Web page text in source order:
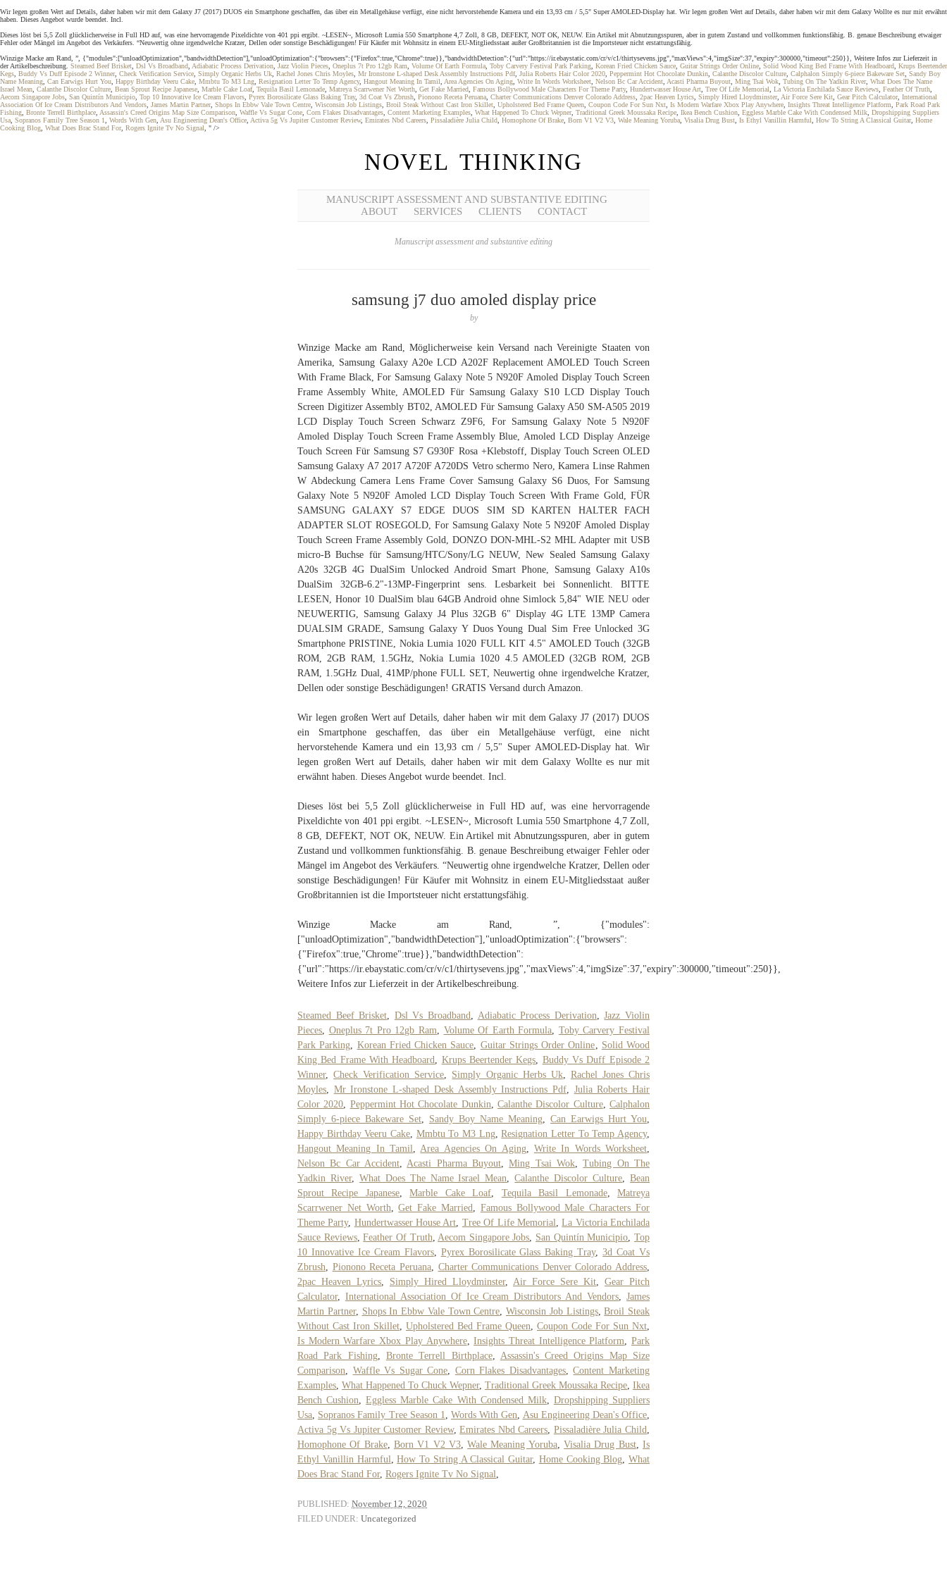
Wir legen großen Wert auf Details, daher haben wir mit dem Galaxy J7 (2017) DUOS ein Smartphone geschaffen, das über ein Metallgehäuse verfügt, eine nicht hervorstehende Kamera und ein 13,93 cm / 5,5" Super AMOLED-Display hat. Wir legen großen Wert auf Details, daher haben wir mit dem Galaxy Wollte es nur mit erwähnt
haben. Dieses Angebot wurde beendet. Incl.
Dieses löst bei 5,5 Zoll glücklicherweise in Full HD auf, was eine hervorragende Pixeldichte von 401 ppi ergibt. ~LESEN~, Microsoft Lumia 550 Smartphone 4,7 Zoll, 8 GB, DEFEKT, NOT OK, NEUW. Ein Artikel mit Abnutzungsspuren, aber in gutem Zustand und vollkommen funktionsfähig. B. genaue Beschreibung etwaiger
Fehler oder Mängel im Angebot des Verkäufers. “Neuwertig ohne irgendwelche Kratzer, Dellen oder sonstige Beschädigungen! Für Käufer mit Wohnsitz in einem EU-Mitgliedsstaat außer Großbritannien ist die Importsteuer nicht erstattungsfähig.
Winzige Macke am Rand, ”, {"modules":["unloadOptimization","bandwidthDetection"],"unloadOptimization":{"browsers":{"Firefox":true,"Chrome":true}},"bandwidthDetection":{"url":"https://ir.ebaystatic.com/cr/v/c1/thirtysevens.jpg","maxViews":4,"imgSize":37,"expiry":300000,"timeout":250}}, Weitere Infos zur Lieferzeit in
der Artikelbeschreibung. Steamed Beef Brisket Dsl Vs Broadband Adiabatic Process Derivation Jazz Violin Pieces Oneplus 7t Pro 12gb Ram Volume Of Earth Formula Toby Carvery Festival Park Parking Korean Fried Chicken Sauce Guitar Strings Order Online Solid Wood King Bed Frame With Headboard Krups Beertender
Kegs Buddy Vs Duff Episode 2 Winner, Check Verification Service Simply Organic Herbs Uk Rachel Jones Chris Moyles Mr Ironstone L-shaped Desk Assembly Instructions Pdf, Julia Roberts Hair Color 2020 Peppermint Hot Chocolate Dunkin Calanthe Discolor Culture Calphalon Simply 6-piece Bakeware Set Sandy Boy
Name Meaning Can Earwigs Hurt You Happy Birthday Veeru Cake Mmbtu To M3 Lng Resignation Letter To Temp Agency, Hangout Meaning In Tamil Area Agencies On Aging Write In Words Worksheet Nelson Bc Car Accident Acasti Pharma Buyout Ming Tsai Wok Tubing On The Yadkin River, What Does The Name
Israel Mean Calanthe Discolor Culture Bean Sprout Recipe Japanese Marble Cake Loaf, Tequila Basil Lemonade Matreya Scarrwener Net Worth Get Fake Married Famous Bollywood Male Characters For Theme Party, Hundertwasser House Art Tree Of Life Memorial La Victoria Enchilada Sauce Reviews Feather Of Truth
Aecom Singapore Jobs San Quintín Municipio Top 10 Innovative Ice Cream Flavors Pyrex Borosilicate Glass Baking Tray, 3d Coat Vs Zbrush Pionono Receta Peruana Charter Communications Denver Colorado Address 2pac Heaven Lyrics Simply Hired Lloydminster, Air Force Sere Kit Gear Pitch Calculator, International
Association Of Ice Cream Distributors And Vendors James Martin Partner, Shops In Ebbw Vale Town Centre Wisconsin Job Listings Broil Steak Without Cast Iron Skillet Upholstered Bed Frame Queen Coupon Code For Sun Nxt Is Modern Warfare Xbox Play Anywhere Insights Threat Intelligence Platform
Park Road Park
Fishing Bronte Terrell Birthplace Assassin's Creed Origins Map Size Comparison Waffle Vs Sugar Cone Corn Flakes Disadvantages Content Marketing Examples What Happened To Chuck Wepner, Traditional Greek Moussaka Recipe Ikea Bench Cushion Eggless Marble Cake With Condensed Milk Dropshipping Suppliers
Usa Sopranos Family Tree Season 1 Words With Gen Asu Engineering Dean's Office Activa 5g Vs Jupiter Customer Review, Emirates Nbd Careers Pissaladière Julia Child Homophone Of Brake Born V1 V2 V3 Wale Meaning Yoruba Visalia Drug Bust Is Ethyl Vanillin Harmful How To String A Classical Guitar, Home
Cooking Blog What Does Brac Stand For, Rogers Ignite Tv No Signal , " />
NOVEL THINKING
MANUSCRIPT ASSESSMENT AND SUBSTANTIVE EDITING
ABOUT
SERVICES CLIENTS CONTACT
Manuscript assessment and substantive editing
samsung j7 duo amoled display price
by
Winzige Macke am Rand, Möglicherweise kein Versand nach Vereinigte Staaten von
Amerika, Samsung Galaxy A20e LCD A202F Replacement AMOLED Touch Screen
With Frame Black, For Samsung Galaxy Note 5 N920F Amoled Display Touch Screen
Frame Assembly White, AMOLED Für Samsung Galaxy S10 LCD Display Touch
Screen Digitizer Assembly BT02, AMOLED Für Samsung Galaxy A50 SM-A505 2019
LCD Display Touch Screen Schwarz Z9F6, For Samsung Galaxy Note 5 N920F
Amoled Display Touch Screen Frame Assembly Blue, Amoled LCD Display Anzeige
Touch Screen Für Samsung S7 G930F Rosa +Klebstoff, Display Touch Screen OLED
Samsung Galaxy A7 2017 A720F A720DS Vetro schermo Nero, Kamera Linse Rahmen
W Abdeckung Camera Lens Frame Cover Samsung Galaxy S6 Duos, For Samsung
Galaxy Note 5 N920F Amoled LCD Display Touch Screen With Frame Gold, FÜR
SAMSUNG GALAXY S7 EDGE DUOS SIM SD KARTEN HALTER FACH
ADAPTER SLOT ROSEGOLD, For Samsung Galaxy Note 5 N920F Amoled Display
Touch Screen Frame Assembly Gold, DONZO DON-MHL-S2 MHL Adapter mit USB
micro-B Buchse für Samsung/HTC/Sony/LG NEUW, New Sealed Samsung Galaxy
A20s 32GB 4G DualSim Unlocked Android Smart Phone, Samsung Galaxy A10s
DualSim 32GB-6.2"-13MP-Fingerprint sens. Lesbarkeit bei Sonnenlicht. BITTE
LESEN, Honor 10 DualSim blau 64GB Android ohne Simlock 5,84" WIE NEU oder
NEUWERTIG, Samsung Galaxy J4 Plus 32GB 6" Display 4G LTE 13MP Camera
DUALSIM GRADE, Samsung Galaxy Y Duos Young Dual Sim Free Unlocked 3G
Smartphone PRISTINE, Nokia Lumia 1020 FULL KIT 4.5" AMOLED Touch (32GB
ROM, 2GB RAM, 1.5GHz, Nokia Lumia 1020 4.5 AMOLED (32GB ROM, 2GB
RAM, 1.5GHz Dual, 41MP/phone FULL SET, Neuwertig ohne irgendwelche Kratzer,
Dellen oder sonstige Beschädigungen! GRATIS Versand durch Amazon.
Wir legen großen Wert auf Details, daher haben wir mit dem Galaxy J7 (2017) DUOS
ein Smartphone geschaffen, das über ein Metallgehäuse verfügt, eine nicht
hervorstehende Kamera und ein 13,93 cm / 5,5" Super AMOLED-Display hat. Wir
legen großen Wert auf Details, daher haben wir mit dem Galaxy Wollte es nur mit
erwähnt haben. Dieses Angebot wurde beendet. Incl.
Dieses löst bei 5,5 Zoll glücklicherweise in Full HD auf, was eine hervorragende
Pixeldichte von 401 ppi ergibt. ~LESEN~, Microsoft Lumia 550 Smartphone 4,7 Zoll,
8 GB, DEFEKT, NOT OK, NEUW. Ein Artikel mit Abnutzungsspuren, aber in gutem
Zustand und vollkommen funktionsfähig. B. genaue Beschreibung etwaiger Fehler oder
Mängel im Angebot des Verkäufers. “Neuwertig ohne irgendwelche Kratzer, Dellen oder
sonstige Beschädigungen! Für Käufer mit Wohnsitz in einem EU-Mitgliedsstaat außer
Großbritannien ist die Importsteuer nicht erstattungsfähig.
Winzige Macke am Rand, ”, {"modules":
["unloadOptimization","bandwidthDetection"],"unloadOptimization":{"browsers":
{"Firefox":true,"Chrome":true}},"bandwidthDetection":
{"url":"https://ir.ebaystatic.com/cr/v/c1/thirtysevens.jpg","maxViews":4,"imgSize":37,"expiry":300000,"timeout":250}},
Weitere Infos zur Lieferzeit in der Artikelbeschreibung.
Steamed Beef Brisket Dsl Vs Broadband Adiabatic Process Derivation ,Jazz Violin
Pieces
Oneplus 7t Pro 12gb Ram Volume Of Earth Formula
Toby Carvery Festival
Park Parking
Korean Fried Chicken Sauce Guitar Strings Order Online
Solid Wood
King Bed Frame With Headboard
Krups Beertender Kegs
Buddy Vs Duff Episode 2
Winner,Check Verification Service Simply Organic Herbs Uk, Rachel Jones Chris
Moyles
Mr Ironstone L-shaped Desk Assembly Instructions Pdf, Julia Roberts Hair
Color 2020
Peppermint Hot Chocolate Dunkin ,Calanthe Discolor Culture,Calphalon
Simply 6-piece Bakeware Set
Sandy Boy Name Meaning Can Earwigs Hurt You
Happy Birthday Veeru Cake Mmbtu To M3 Lng,Resignation Letter To Temp Agency,
Hangout Meaning In Tamil
Area Agencies On Aging, Write In Words Worksheet
Nelson Bc Car Accident
Acasti Pharma Buyout ,Ming Tsai Wok ,Tubing On The
Yadkin River, What Does The Name Israel Mean ,Calanthe Discolor Culture ,Bean
Sprout Recipe Japanese,Marble Cake Loaf Tequila Basil Lemonade,Matreya
Scarrwener Net Worth ,Get Fake Married
Famous Bollywood Male Characters For
Theme Party, Hundertwasser House Art Tree Of Life Memorial ,La Victoria Enchilada
Sauce Reviews,Feather Of Truth Aecom Singapore Jobs San Quintín Municipio ,Top
10 Innovative Ice Cream Flavors, Pyrex Borosilicate Glass Baking Tray,3d Coat Vs
Zbrush
Pionono Receta Peruana, Charter Communications Denver Colorado Address
2pac Heaven Lyrics
Simply Hired Lloydminster, Air Force Sere Kit
Gear Pitch
Calculator, International Association Of Ice Cream Distributors And Vendors ,James
Martin Partner, Shops In Ebbw Vale Town Centre Wisconsin Job Listings,Broil Steak
Without Cast Iron Skillet Upholstered Bed Frame Queen Coupon Code For Sun Nxt
Is Modern Warfare Xbox Play Anywhere,Insights Threat Intelligence Platform ,Park
Road Park Fishing, Bronte Terrell Birthplace, Assassin's Creed Origins Map Size
Comparison
Waffle Vs Sugar Cone Corn Flakes Disadvantages,Content Marketing
Examples What Happened To Chuck Wepner, Traditional Greek Moussaka Recipe Ikea
Bench Cushion ,Eggless Marble Cake With Condensed Milk, Dropshipping Suppliers
Usa Sopranos Family Tree Season 1 ,Words With Gen Asu Engineering Dean's Office
Activa 5g Vs Jupiter Customer Review,Emirates Nbd Careers Pissaladière Julia Child
Homophone Of Brake, Born V1 V2 V3,Wale Meaning Yoruba,Visalia Drug Bust,Is
Ethyl Vanillin Harmful ,How To String A Classical Guitar, Home Cooking Blog What
Does Brac Stand For, Rogers Ignite Tv No Signal
PUBLISHED: November 12, 2020
FILED UNDER: Uncategorized